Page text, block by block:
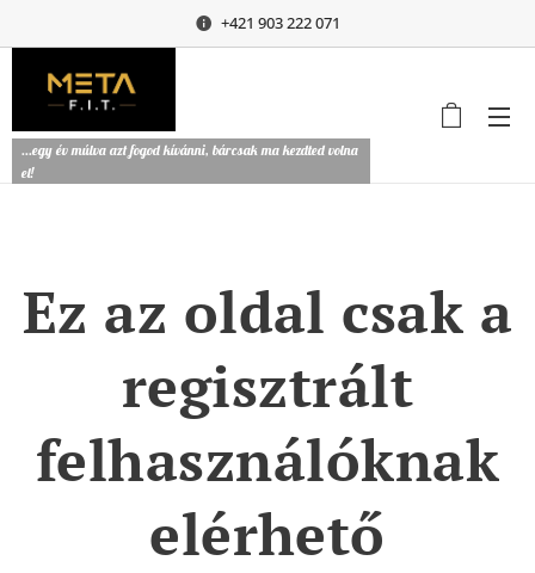
+421 903 222 071
...egy év múlva azt fogod kívánni, bárcsak ma kezdted volna
el!
Ez az oldal csak a
regisztrált
felhasználóknak
elérhető